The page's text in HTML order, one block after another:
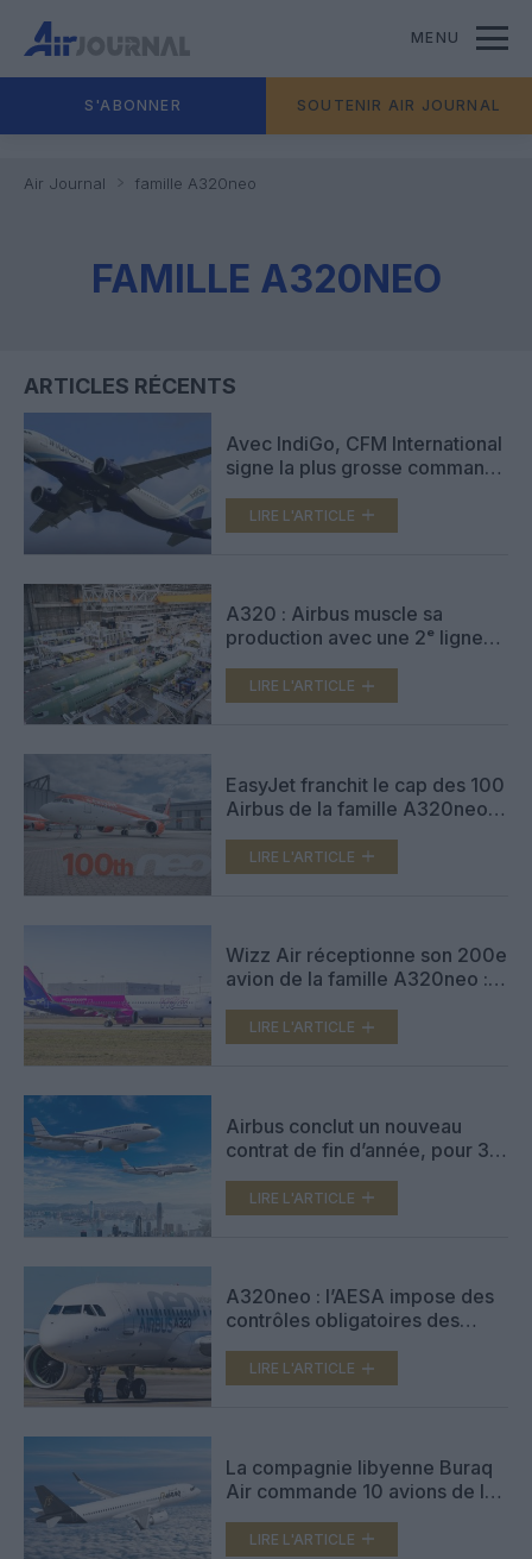
MENU
S'ABONNER SOUTENIR AIR JOURNAL
Air Journal famille A320neo
FAMILLE A320NEO
ARTICLES RÉCENTS
Avec IndiGo, CFM International
signe la plus grosse commande
histoire
LIRE L'ARTICLE
A320 : Airbus muscle sa
production avec une 2ᵉ ligne
LIRE L'ARTICLE
EasyJet franchit le cap des 100
Airbus de la famille A320neo
LIRE L'ARTICLE
Wizz Air réceptionne son 200e
avion de la famille A320neo :
LIRE L'ARTICLE
Airbus conclut un nouveau
contrat de fin d’année, pour 30
Hong Kong CALC
LIRE L'ARTICLE
A320neo : l’AESA impose des
contrôles obligatoires des
LIRE L'ARTICLE
La compagnie libyenne Buraq
Air commande 10 avions de la
Airbus
LIRE L'ARTICLE